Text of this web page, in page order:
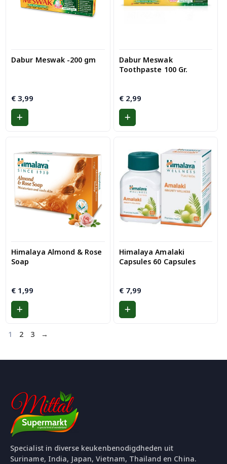
Dabur Meswak -200 gm
€ 3,99
Dabur Meswak
Toothpaste 100 Gr.
€2,99
Himalaya Almond & Rose
Soap
€ 1,99
Himalaya Amalaki
Capsules 60 Capsules
€7,99
1 2 3 →
Specialist in diverse keukenbenodigdheden uit
Suriname, India, Japan, Vietnam, Thailand en China.